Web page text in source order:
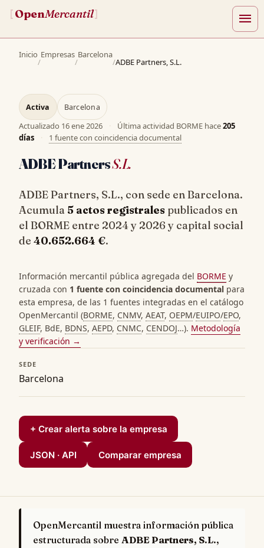
[OpenMercantil] menu
Inicio
/
Empresas
/
Barcelona
/ADBE Partners, S.L.
Activa Barcelona
Actualizado 16 ene 2026 · Última actividad BORME hace205
días
· 1 fuente con coincidencia documental
ADBE PartnersS.L.
ADBE Partners, S.L., con sede en Barcelona.
Acumula 5 actos registrales publicados en
el BORME entre 2024 y 2026 y capital social
de 40.652.664 €.
Información mercantil pública agregada del BORME y
cruzada con 1 fuente con coincidencia documental para
esta empresa, de las 1 fuentes integradas en el catálogo
OpenMercantil (BORME, CNMV, AEAT, OEPM/EUIPO/EPO,
GLEIF, BdE, BDNS, AEPD, CNMC, CENDOJ…). Metodología
y verificación →
SEDE
Barcelona
+ Crear alerta sobre la empresa
JSON · API Comparar empresa
OpenMercantil muestra información pública
estructurada sobre ADBE Partners, S.L.,